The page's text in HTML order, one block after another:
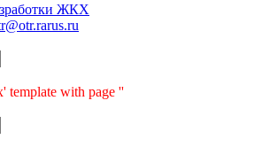
ЖКХ
template with page ''